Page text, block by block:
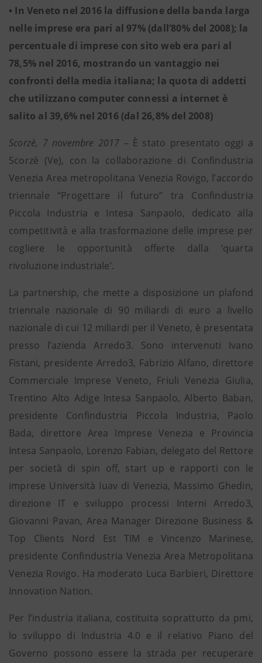
• In Veneto nel 2016 la diffusione della banda larga
nelle imprese era pari al 97% (dall’80% del 2008); la
percentuale di imprese con sito web era pari al
78,5% nel 2016, mostrando un vantaggio nei
confronti della media italiana; la quota di addetti
che utilizzano computer connessi a internet è
salito al 39,6% nel 2016 (dal 26,8% del 2008)
Scorzè, 7 novembre 2017 – È stato presentato oggi a
Scorzè (Ve), con la collaborazione di Confindustria
Venezia Area metropolitana Venezia Rovigo, l’accordo
triennale “Progettare il futuro” tra Confindustria
Piccola Industria e Intesa Sanpaolo, dedicato alla
competitività e alla trasformazione delle imprese per
cogliere le opportunità offerte dalla ‘quarta
rivoluzione industriale’.
La partnership, che mette a disposizione un plafond
triennale nazionale di 90 miliardi di euro a livello
nazionale di cui 12 miliardi per il Veneto, è presentata
presso l’azienda Arredo3. Sono intervenuti Ivano
Fistani, presidente Arredo3, Fabrizio Alfano, direttore
Commerciale Imprese Veneto, Friuli Venezia Giulia,
Trentino Alto Adige Intesa Sanpaolo, Alberto Baban,
presidente Confindustria Piccola Industria, Paolo
Bada, direttore Area Imprese Venezia e Provincia
Intesa Sanpaolo, Lorenzo Fabian, delegato del Rettore
per società di spin off, start up e rapporti con le
imprese Università Iuav di Venezia, Massimo Ghedin,
direzione IT e sviluppo processi Interni Arredo3,
Giovanni Pavan, Area Manager Direzione Business &
Top Clients Nord Est TIM e Vincenzo Marinese,
presidente Confindustria Venezia Area Metropolitana
Venezia Rovigo. Ha moderato Luca Barbieri, Direttore
Innovation Nation.
Per l’industria italiana, costituita soprattutto da pmi,
lo sviluppo di Industria 4.0 e il relativo Piano del
Governo possono essere la strada per recuperare